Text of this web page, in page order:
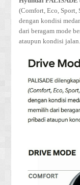
(Comfort, Eco, Sport,
dengan kondisi
dari beragam mode
ataupun kondisi jalan.